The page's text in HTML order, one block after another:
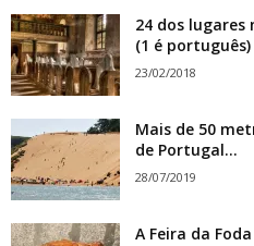
24 dos lugares
(1 é português)
23/02/2018
Mais de 50
de Portugal...
28/07/2019
A Feira da